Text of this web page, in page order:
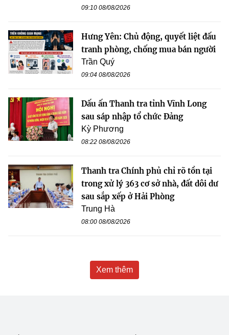
09:10 08/08/2026
Hưng Yên: Chủ động, quyết liệt đấu
tranh phòng, chống mua bán người
Trần Quý
09:04 08/08/2026
Dấu ấn Thanh tra tỉnh Vĩnh Long
sau sáp nhập tổ chức Đảng
Kỳ Phương
08:22 08/08/2026
Thanh tra Chính phủ chỉ rõ tồn tại
trong xử lý 363 cơ sở nhà, đất dôi dư
sau sắp xếp ở Hải Phòng
Trung Hà
08:00 08/08/2026
Xem thêm